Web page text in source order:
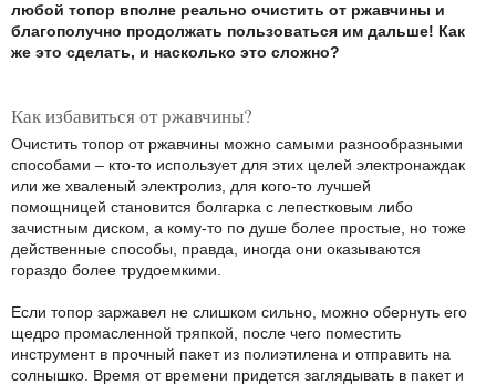
любой топор вполне реально очистить от ржавчины и
благополучно продолжать пользоваться им дальше! Как
же это сделать, и насколько это сложно?
Как избавиться от ржавчины?
Очистить топор от ржавчины можно самыми разнообразными
способами – кто-то использует для этих целей электронаждак
или же хваленый электролиз, для кого-то лучшей
помощницей становится болгарка с лепестковым либо
зачистным диском, а кому-то по душе более простые, но тоже
действенные способы, правда, иногда они оказываются
гораздо более трудоемкими.
Если топор заржавел не слишком сильно, можно обернуть его
щедро промасленной тряпкой, после чего поместить
инструмент в прочный пакет из полиэтилена и отправить на
солнышко. Время от времени придется заглядывать в пакет и